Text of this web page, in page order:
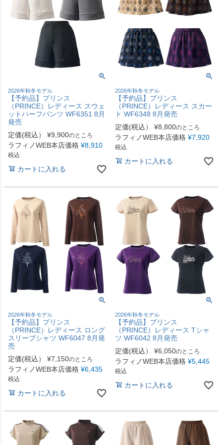
2026年秋冬モデル
【予約品】プリンス
（PRINCE）レディース スウェ
ットハーフパンツ WF6351 8月
発売
定価(税込）
¥9,900のところ
ラフィノWEB本店価格 ¥8,910
税込
カートに入れる
2026年秋冬モデル
【予約品】プリンス
（PRINCE）レディース スカー
ト WF6348 8月発売
定価(税込）
¥8,800のところ
ラフィノWEB本店価格 ¥7,920
税込
カートに入れる
2026年秋冬モデル
【予約品】プリンス
（PRINCE）レディース ロング
スリーブシャツ WF6047 8月発
売
定価(税込）
¥7,150のところ
ラフィノWEB本店価格 ¥6,435
税込
カートに入れる
2026年秋冬モデル
【予約品】プリンス
（PRINCE）レディース Tシャ
ツ WF6042 8月発売
定価(税込）
¥6,050のところ
ラフィノWEB本店価格 ¥5,445
税込
カートに入れる